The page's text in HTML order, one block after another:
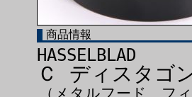
商品情報
HASSELBLAD
Ｃ ディスタゴ
（メタルフード フ